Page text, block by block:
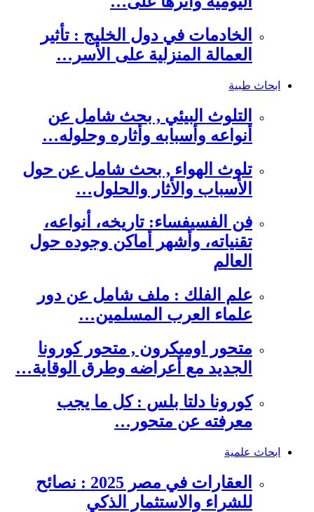
الخادمات في دول الخليج : تأثير
العمالة المنزلية على الأسر…
ابحاث طبية
التلوث البيئي , بحث شامل عن
أنواعه وأسبابه وأثاره وحلوله…
تلوث الهواء , بحث شامل عن حول
الأسباب والأثار والحلول…
فن الفسيفساء: تاريخه، أنواعه،
تقنياته، وأشهر أماكن وجوده حول
العالم
علم الفلك : ملف شامل عن دور
علماء العرب المسلمين…
متحور اوميكرون , متحور كورونا
الجديد مع أعراضه وطرق الوقاية…
كورونا دلتا بلس : كل ما يجب
معرفته عن متحور…
ابحاث علمية
العقارات في مصر 2025 : نصائح
للشراء والاستثمار الذكي